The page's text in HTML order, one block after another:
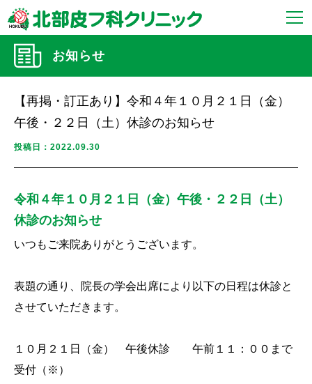
お知らせ
【再掲・訂正あり】令和４年１０月２１日（金）
午後・２２日（土）休診のお知らせ
投稿日：2022.09.30
令和４年１０月２１日（金）午後・２２日（土）
休診のお知らせ
いつもご来院ありがとうございます。
表題の通り、院長の学会出席により以下の日程は休診と
させていただきます。
１０月２１日（金） 午後休診 午前１１：００まで
受付（※）